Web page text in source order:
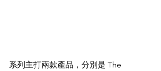
系列主打兩款產品，分別是 The